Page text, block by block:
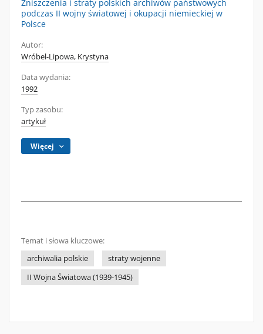
Zniszczenia i straty polskich archiwów państwowych
podczas II wojny światowej i okupacji niemieckiej w
Polsce
Autor:
Wróbel-Lipowa, Krystyna
Data wydania:
1992
Typ zasobu:
artykuł
Więcej
Temat i słowa kluczowe:
archiwalia polskie
straty wojenne
II Wojna Światowa (1939-1945)